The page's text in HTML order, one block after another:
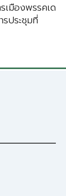
เมืองพรรคเด
ประชุมที่